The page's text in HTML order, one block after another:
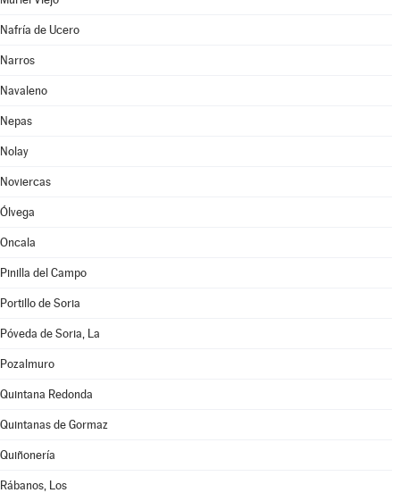
Nafría de Ucero
Narros
Navaleno
Nepas
Nolay
Noviercas
Ólvega
Oncala
Pinilla del Campo
Portillo de Soria
Póveda de Soria, La
Pozalmuro
Quintana Redonda
Quintanas de Gormaz
Quiñonería
Rábanos, Los